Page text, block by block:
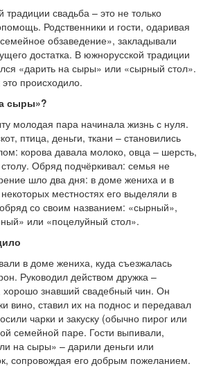
свадьба – это не только
Родственники и гости, одаривая
обзаведение», закладывали
достатка. В южнорусской традиции
«дарить на сыры» или «сырный стол».
происходило.
сыры»?
молодая пара начинала жизнь с нуля.
птица, деньги, ткани – становились
корова давала молоко, овца – шерсть,
Обряд подчёркивал: семья не
шло два дня: в доме жениха и в
местностях его выделяли в
со своим названием: «сырный»,
или «поцелуйный стол».
в доме жениха, куда съезжалась
Руководил действом дружка –
знавший свадебный чин. Он
вино, ставил их на поднос и передавал
чарки и закуску (обычно пирог или
семейной паре. Гости выпивали,
на сыры» – дарили деньги или
сопровождая его добрым пожеланием.